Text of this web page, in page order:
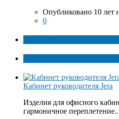
Опубликовано 10 лет
0
Кабинет руководителя Jera
Изделия для офисного
гармоничное